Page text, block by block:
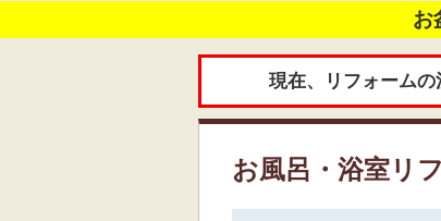
お
現在、リフォームの
お風呂・浴室リ